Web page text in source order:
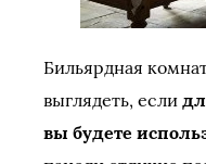
Бильярдная
выглядеть, если
вы будете